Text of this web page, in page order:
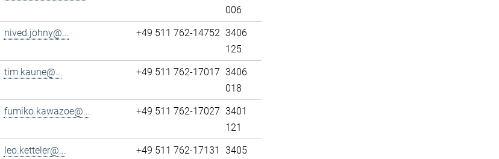
006
nived.johny@... +49 511 762-14752 3406
125
tim.kaune@... +49 511 762-17017 3406
018
fumiko.kawazoe@... +49 511 762-17027 3401
121
leo.ketteler@... +49 511 762-17131
3405